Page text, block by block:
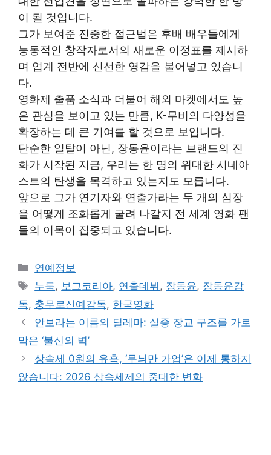
이 될 것입니다.
그가 보여준 진중한 접근법은 후배 배우들에게
능동적인 창작자로서의 새로운 이정표를 제시하
며 업계 전반에 신선한 영감을 불어넣고 있습니
다.
영화제 출품 소식과 더불어 해외 마켓에서도 높
은 관심을 보이고 있는 만큼, K-무비의 다양성을
확장하는 데 큰 기여를 할 것으로 보입니다.
단순한 일탈이 아닌, 장동윤이라는 브랜드의 진
화가 시작된 지금, 우리는 한 명의 위대한 시네아
스트의 탄생을 목격하고 있는지도 모릅니다.
앞으로 그가 연기자와 연출가라는 두 개의 심장
을 어떻게 조화롭게 굴려 나갈지 전 세계 영화 팬
들의 이목이 집중되고 있습니다.
Categories
연예정보
Tags
누룩, 보그코리아, 연출데뷔 , 장동윤, 장동윤감
독, 충무로신예감독, 한국영화
안보라는 이름의 딜레마: 실종 장교 구조를 가로
막은 ‘불신의 벽’
상속세 0원의 유혹, ‘무늬만 가업’은 이제 통하지
않습니다: 2026 상속세제의 중대한 변화